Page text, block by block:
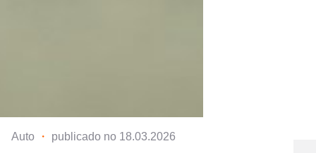
Auto ・ publicado no 18.03.2026